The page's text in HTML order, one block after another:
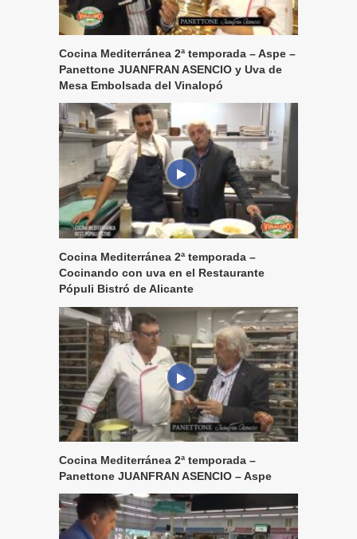
Cocina Mediterránea 2ª temporada – Aspe –
Panettone JUANFRAN ASENCIO y Uva de
Mesa Embolsada del Vinalopó
Cocina Mediterránea 2ª temporada –
Cocinando con uva en el Restaurante
Pópuli Bistró de Alicante
Cocina Mediterránea 2ª temporada –
Panettone JUANFRAN ASENCIO – Aspe